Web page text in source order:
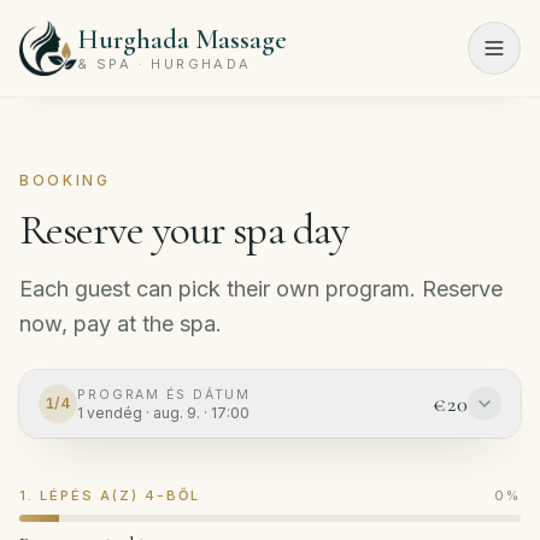
Hurghada Massage
& SPA · HURGHADA
Menu
programok
Szépségszalon
Árlista
Rólunk
BOOKING
Reserve your spa day
Each guest can pick their own program. Reserve
now, pay at the spa.
1/4 PROGRAM ÉS DÁTUM
1 vendég · aug. 9. · 17:00 €20
1. LÉPÉS A(Z) 4-BŐL 0 %